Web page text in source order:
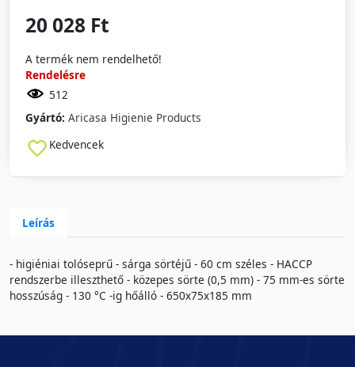
20 028 Ft
A termék nem rendelhető!
Rendelésre
512
Gyártó: Aricasa Higienie Products
Kedvencek
Leírás
- higiéniai tolóseprű - sárga sörtéjű - 60 cm széles - HACCP
rendszerbe illeszthető - közepes sörte (0,5 mm) - 75 mm-es sörte
hosszúság - 130 °C -ig hőálló - 650x75x185 mm